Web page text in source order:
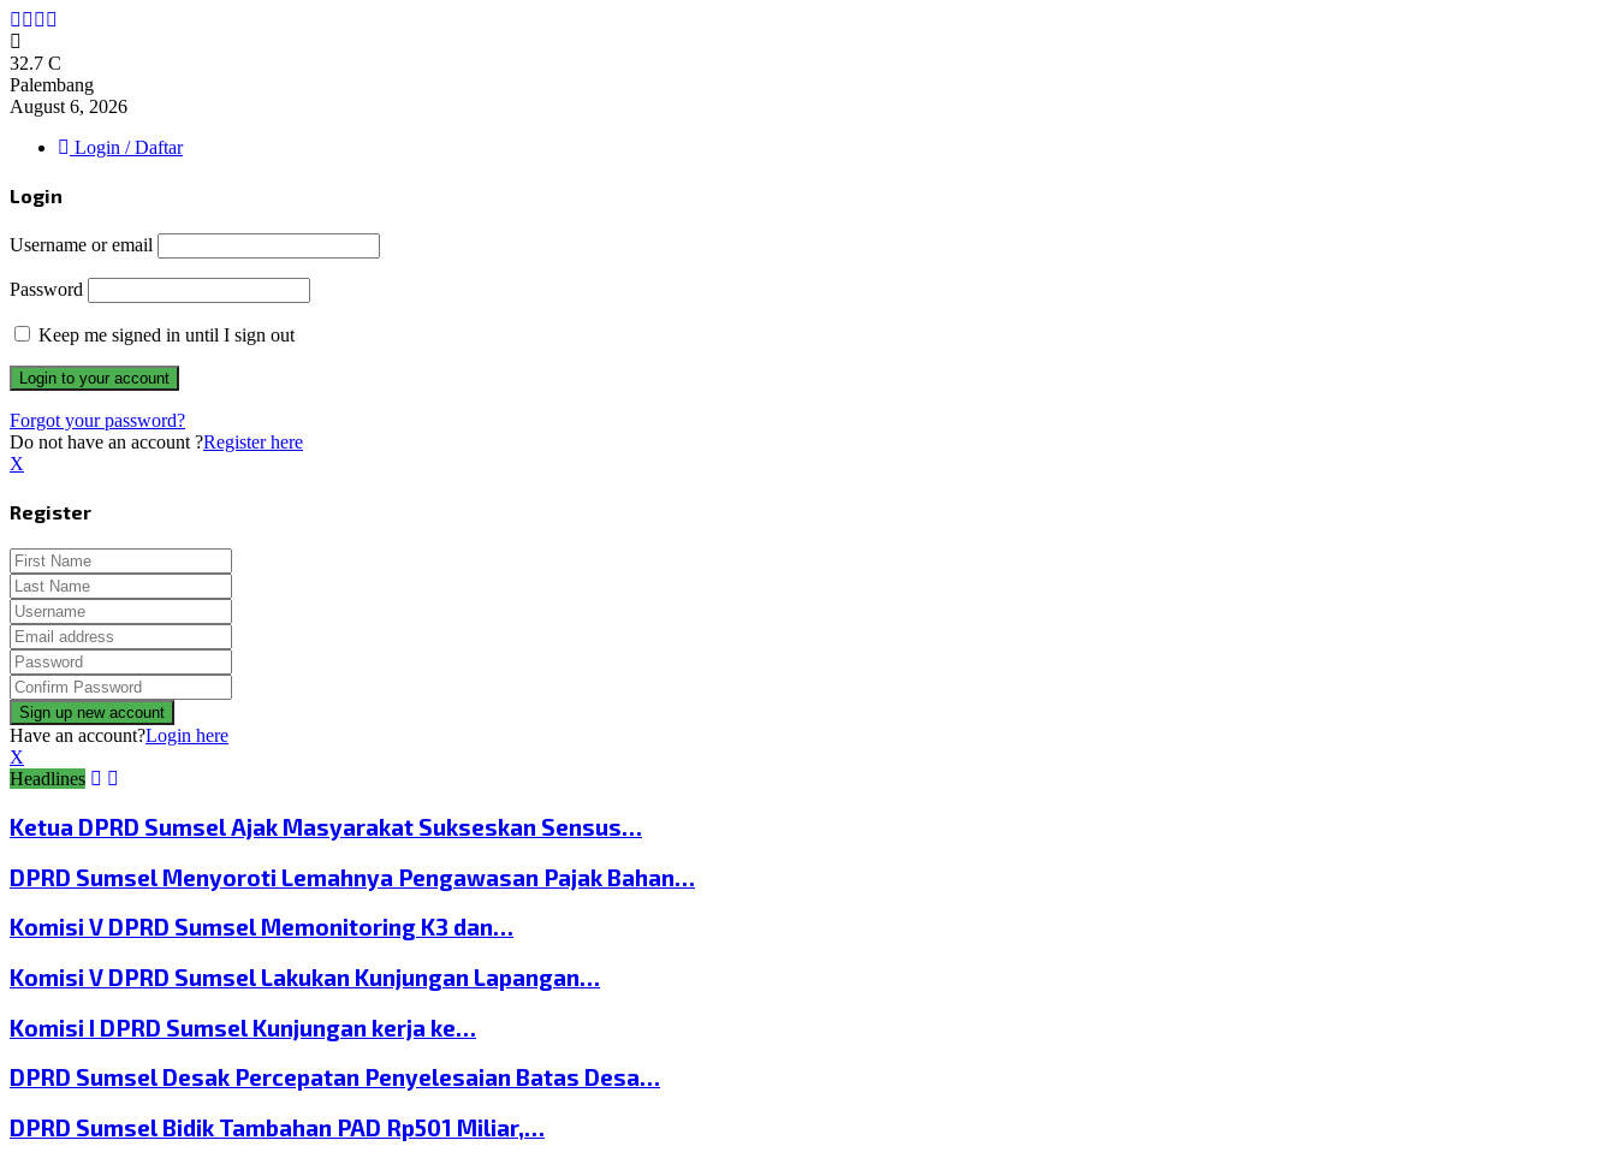
Facebook
Twitter
Instagram
32.7 C
Palembang
August 6, 2026
Login / Daftar
Login
Username or email
Password
Keep me signed in until I sign out
Forgot your password?
Do not have an account ?Register here
X
Register
Have an account?Login here
X
Headlines
Ketua DPRD Sumsel Ajak Masyarakat Sukseskan Sensus…
DPRD Sumsel Menyoroti Lemahnya Pengawasan Pajak Bahan…
Komisi V DPRD Sumsel Memonitoring K3 dan…
Komisi V DPRD Sumsel Lakukan Kunjungan Lapangan…
Komisi I DPRD Sumsel Kunjungan kerja ke…
DPRD Sumsel Desak Percepatan Penyelesaian Batas Desa…
DPRD Sumsel Bidik Tambahan PAD Rp501 Miliar,…